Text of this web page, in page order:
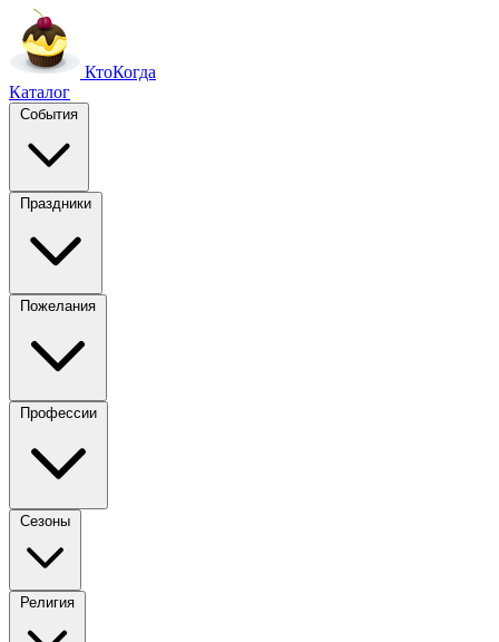
КтоКогда
Каталог
События
Праздники
Пожелания
Профессии
Сезоны
Религия